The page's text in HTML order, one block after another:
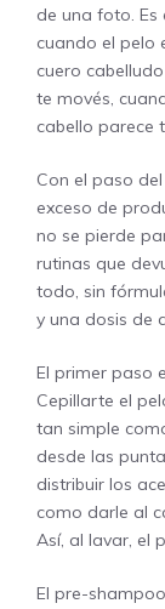
de una foto. Es
cuando el pelo
cuero
te movés,
cabello parece
Con el paso
exceso de
no se pierde
rutinas que
todo, sin
y una dosis de
El primer paso
Cepillarte el
tan simple
desde las
distribuir los
como darle al
Así, al lavar, el
El pre-